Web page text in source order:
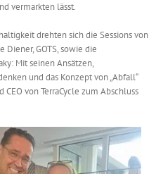
vermarkten lässt.
drehten sich die Sessions von
Diener, GOTS, sowie die
Mit seinen Ansätzen,
und das Konzept von „Abfall“
von TerraCycle zum Abschluss